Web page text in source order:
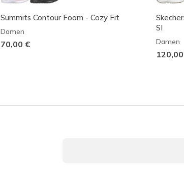
Summits Contour Foam - Cozy Fit
Damen
70,00 €
SI
Damen